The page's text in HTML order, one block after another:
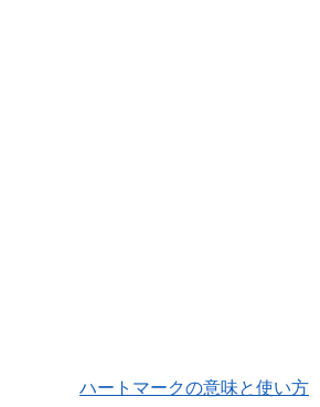
ハートマークの意味と使い方